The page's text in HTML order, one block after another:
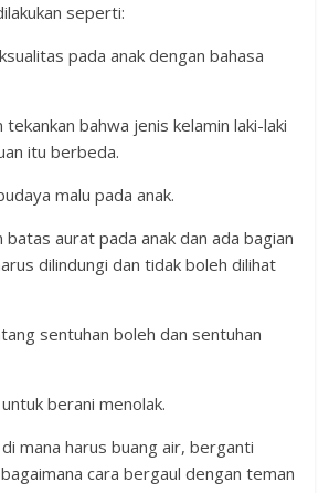
seperti:
pada anak dengan bahasa
tekankan bahwa jenis kelamin laki-laki
itu berbeda.
malu pada anak.
batas aurat pada anak dan ada bagian
dilindungi dan tidak boleh dilihat
sentuhan boleh dan sentuhan
berani menolak.
mana harus buang air, berganti
cara bergaul dengan teman